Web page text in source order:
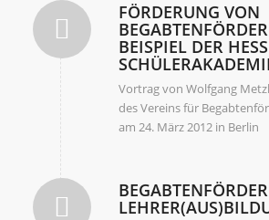
FÖRDERUNG VON
BEISPIEL DER
Vortrag von Wolfgang
des Vereins für
am 24. März 2012 in Berlin